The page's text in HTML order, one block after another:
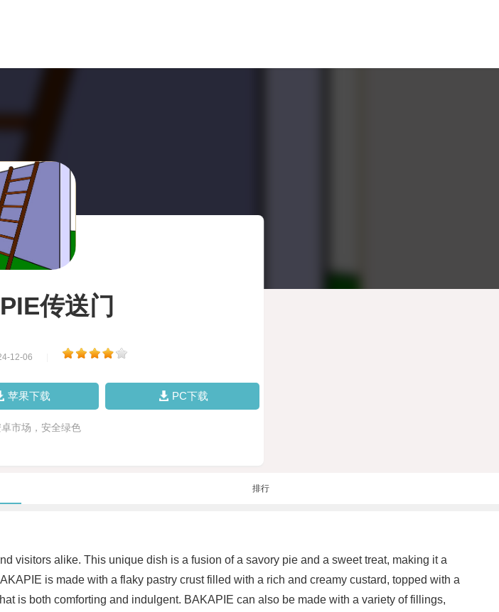
传送门
12-06
苹果下载 PC下载
市场，安全绿色
排行
visitors alike. This unique dish is a fusion of a savory pie and a sweet treat, making it a
is made with a flaky pastry crust filled with a rich and creamy custard, topped with a
is both comforting and indulgent. BAKAPIE can also be made with a variety of fillings,